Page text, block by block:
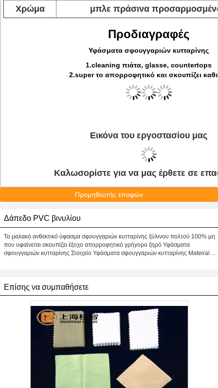
Χρώμα
μπλε πράσινα
Προδιαγραφές
Υφάσματα σφουγγαριών κυτταρίνης
1.cleaning πιάτα, glasse, countertops
2.super το απορροφητικό και σκουπίζει
Εικόνα του εργοστασίου μας
Καλωσορίστε για να μας έρθετε σε
Προμηθευτής επαφών
Δάπεδο PVC βινυλίου
Το μαλακό ανθεκτικό ύφασμα σφουγγαριών κυτταρίνης ξύλινου πολτού 100% μη
που υφαίνεται σκουπίζει έξοχο απορροφητικό γρήγορο ξηρό Υφάσματα
σφουγγαριών κυτταρίνης Στοιχείο Υφάσματα σφουγγαριών κυτταρίνης Mateiral ...
Επίσης να συμπαθήσετε